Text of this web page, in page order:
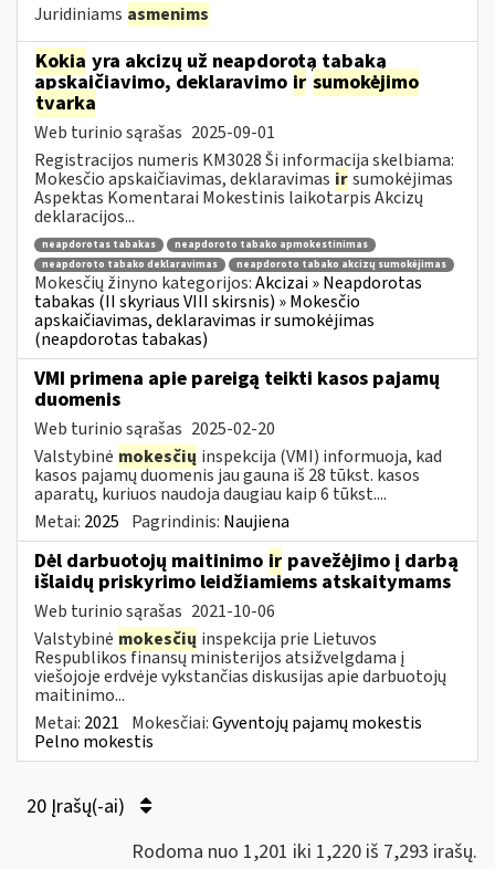
Juridiniams asmenims
Kokia yra akcizų už neapdorotą tabaką
apskaičiavimo, deklaravimo ir sumokėjimo
tvarka
Web turinio sąrašas 2025-09-01
Registracijos numeris KM3028 Ši informacija skelbiama:
Mokesčio apskaičiavimas, deklaravimas irsumokėjimas
Aspektas Komentarai Mokestinis laikotarpis Akcizų
deklaracijos...
neapdorotas tabakas
neapdoroto tabako apmokestinimas
neapdoroto tabako deklaravimas
neapdoroto tabako akcizų sumokėjimas
Mokesčių žinyno kategorijos:Akcizai » Neapdorotas
tabakas (II skyriaus VIII skirsnis) » Mokesčio
apskaičiavimas, deklaravimas ir sumokėjimas
(neapdorotas tabakas)
VMI primena apie pareigą teikti kasos pajamų
duomenis
Web turinio sąrašas 2025-02-20
Valstybinė mokesčių inspekcija (VMI) informuoja, kad
kasos pajamų duomenis jau gauna iš 28 tūkst. kasos
aparatų, kuriuos naudoja daugiau kaip 6 tūkst....
Metai: 2025 Pagrindinis: Naujiena
Dėl darbuotojų maitinimo ir pavežėjimo į darbą
išlaidų priskyrimo leidžiamiems atskaitymams
Web turinio sąrašas 2021-10-06
Valstybinė mokesčių inspekcija prie Lietuvos
Respublikos finansų ministerijos atsižvelgdama į
viešojoje erdvėje vykstančias diskusijas apie darbuotojų
maitinimo...
Metai: 2021 Mokesčiai:Gyventojų pajamų mokestis
Pelno mokestis
20 Įrašų(-ai)
Rodoma nuo 1,201 iki 1,220 iš 7,293 irašų.